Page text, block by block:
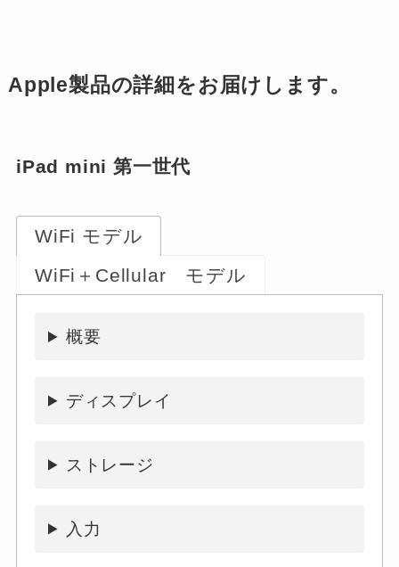
Apple製品の詳細をお届けします。
iPad mini 第一世代
WiFi モデル
WiFi＋Cellular モデル
概要
ディスプレイ
ストレージ
入力